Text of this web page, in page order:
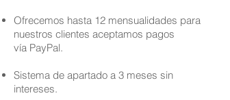
Ofrecemos hasta 12 mensualidades para
nuestros clientes aceptamos pagos
vía PayPal.
Sistema de apartado a 3 meses sin
intereses.